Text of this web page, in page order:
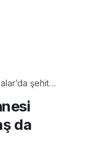
şehit
dayanamadı
da